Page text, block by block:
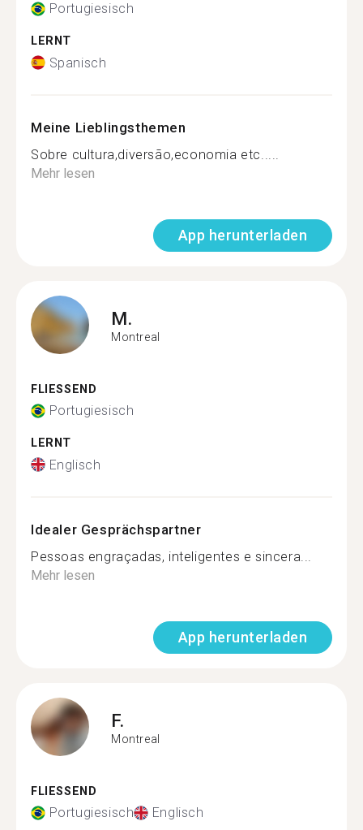
Portugiesisch
LERNT
Spanisch
Meine Lieblingsthemen
Sobre cultura,diversão,economia etc.....
Mehr lesen
App herunterladen
M.
Montreal
FLIESSEND
Portugiesisch
LERNT
Englisch
Idealer Gesprächspartner
Pessoas engraçadas, inteligentes e sincera...
Mehr lesen
App herunterladen
F.
Montreal
FLIESSEND
Portugiesisch Englisch